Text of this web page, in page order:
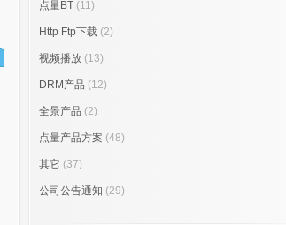
点量BT (11)
Http Ftp下载 (2)
视频播放 (13)
DRM产品 (12)
全景产品 (2)
点量产品方案 (48)
其它 (37)
公司公告通知 (29)